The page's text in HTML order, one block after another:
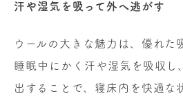
汗や湿気を吸って外へ逃がす
ウールの大きな魅力は、優れた
睡眠中にかく汗や湿気を吸収し
出することで、寝床内を快適な